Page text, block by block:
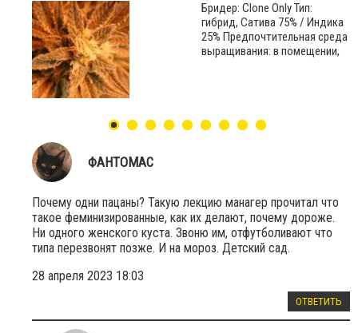
Бридер: Clone Only Тип:
гибрид, Сатива 75% / Индика
25% Предпочтительная среда
выращивания: в помещении,
ФАНТОМАС
Почему одни пацаны? Такую лекцию манагер прочитал что
такое феминизированные, как их делают, почему дороже.
Ни одного женского куста. Звоню им, отфутболивают что
типа перезвонят позже. И на мороз. Детский сад.
28 апреля 2023 18:03
ОТВЕТИТЬ